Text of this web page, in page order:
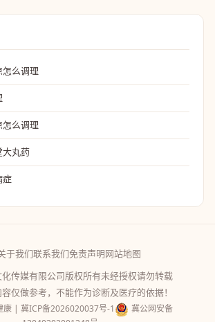
么调理
么调理
大丸药
症
于我们联系我们免责声明网站地图
传媒有限公司版权所有未经授权请勿转载
仅做参考，不能作为诊断及医疗的依据！
康 | 冀ICP备2026020037号-1
冀公网安备